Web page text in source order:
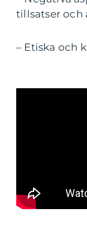
tillsatser och
– Etiska och